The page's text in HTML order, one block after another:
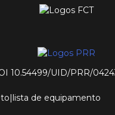
10.54499/UID/PRR/
|lista de equipamento